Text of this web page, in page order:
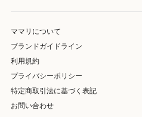
ママリについて
ブランドガイドライン
利用規約
プライバシーポリシー
特定商取引法に基づく表記
お問い合わせ